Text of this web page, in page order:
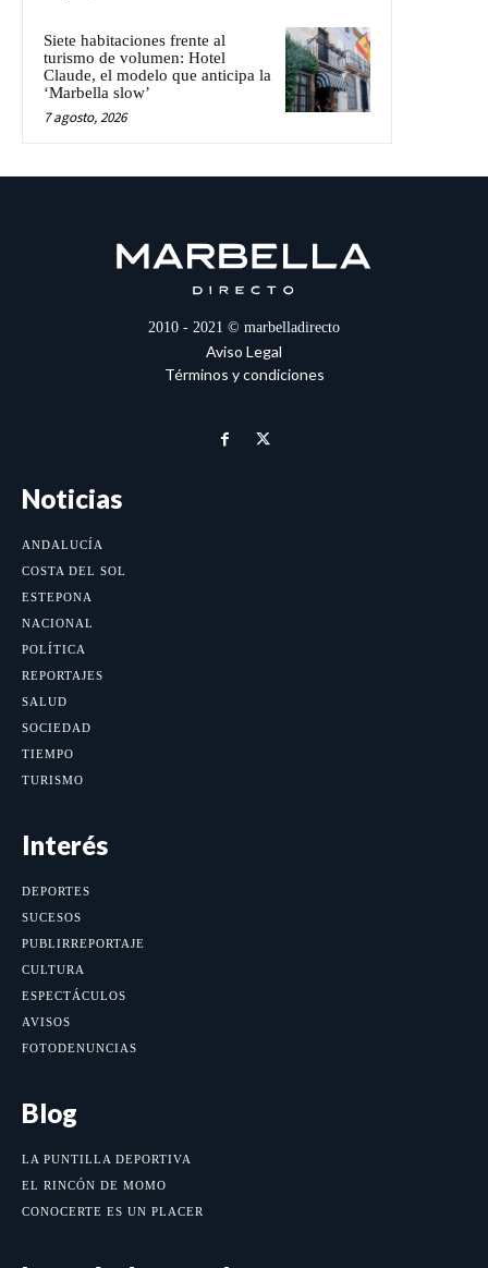
Siete habitaciones frente al
turismo de volumen: Hotel
Claude, el modelo que anticipa la
‘Marbella slow’
7 agosto, 2026
2010 - 2021 © marbelladirecto
Aviso Legal
Términos y condiciones
Noticias
ANDALUCÍA
COSTA DEL SOL
ESTEPONA
NACIONAL
POLÍTICA
REPORTAJES
SALUD
SOCIEDAD
TIEMPO
TURISMO
Interés
DEPORTES
SUCESOS
PUBLIRREPORTAJE
CULTURA
ESPECTÁCULOS
AVISOS
FOTODENUNCIAS
Blog
LA PUNTILLA DEPORTIVA
EL RINCÓN DE MOMO
CONOCERTE ES UN PLACER